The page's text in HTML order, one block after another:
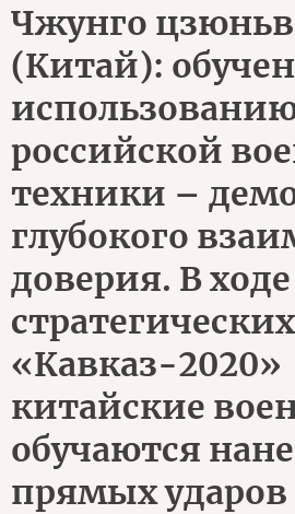
Чжунго
(Китай):
российской
техники –
глубокого
доверия. В ходе
«Кавказ-2020»
китайские
обучаются
прямых ударов